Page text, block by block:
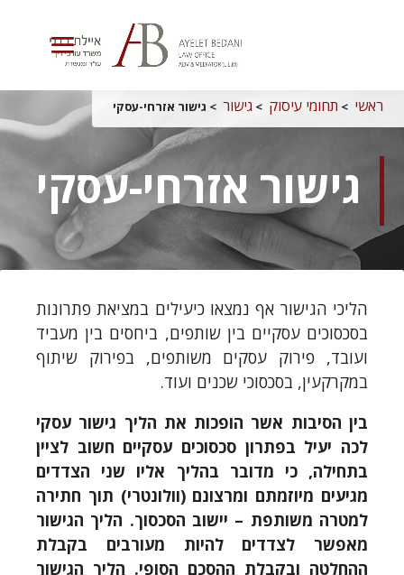
ראשי > תחומי עיסוק > גישור > גישור אזרחי-עסקי
גישור אזרחי-עסקי
הליכי הגישור אף נמצאו כיעילים במציאת פתרונות
בסכסוכים עסקיים בין שותפים, ביחסים בין מעביד
ועובד, פירוק עסקים משותפים, בפירוק שיתוף
במקרקעין, בסכסוכי שכנים ועוד.
בין הסיבות אשר הופכות את הליך גישור עסקי
לכה יעיל בפתרון סכסוכים עסקיים חשוב לציין
בתחילה, כי מדובר בהליך אליו שני הצדדים
מגיעים מיוזמתם ומרצונם (וולונטרי) תוך חתירה
למטרה משותפת – יישוב הסכסוך. הליך הגישור
מאפשר לצדדים להיות מעורבים בקבלת
ההחלטה ובקבלת ההסכם הסופי. הליך הגישור